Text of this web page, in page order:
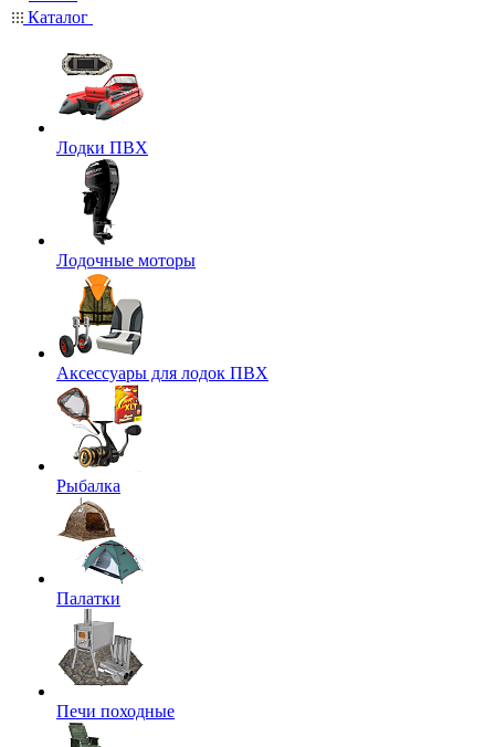
Каталог
Лодки ПВХ
Лодочные моторы
Аксессуары для лодок ПВХ
Рыбалка
Палатки
Печи походные